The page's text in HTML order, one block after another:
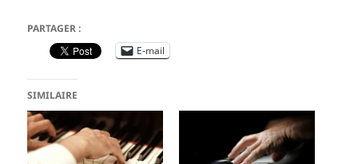
PARTAGER :
E-mail
SIMILAIRE